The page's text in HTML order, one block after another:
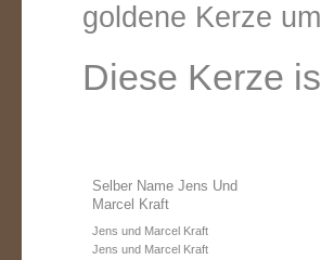
goldene Kerze
Diese Kerze
Selber Name Jens Und
Marcel Kraft
Jens und Marcel Kraft
Jens und Marcel Kraft